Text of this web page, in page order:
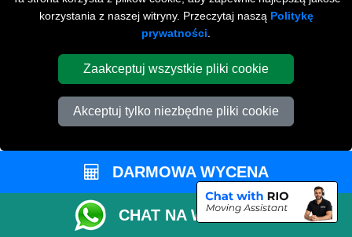
korzystania z naszej witryny. Przeczytaj naszą Politykę
prywatności
Zaakceptuj wszystkie pliki cookie
Akceptuj tylko niezbędne pliki cookie
PETERBOROUGH
przeprowadzki z / lub do
Peterborough na terenie całej Wielkiej Brytani.
DARMOWA WYCENA
CHAT NA WHATSAPP